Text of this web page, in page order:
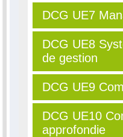
DCG UE7
DCG UE8
de gestion
DCG UE9
DCG UE10
approfondie